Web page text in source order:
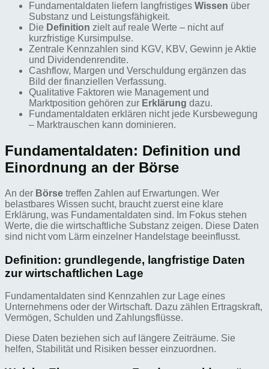
Fundamentaldaten liefern langfristiges Wissen über
Substanz und Leistungsfähigkeit.
Die Definition zielt auf reale Werte – nicht auf
kurzfristige Kursimpulse.
Zentrale Kennzahlen sind KGV, KBV, Gewinn je Aktie
und Dividendenrendite.
Cashflow, Margen und Verschuldung ergänzen das
Bild der finanziellen Verfassung.
Qualitative Faktoren wie Management und
Marktposition gehören zur Erklärung dazu.
Fundamentaldaten erklären nicht jede Kursbewegung
– Marktrauschen kann dominieren.
Fundamentaldaten: Definition und
Einordnung an der Börse
An der Börse treffen Zahlen auf Erwartungen. Wer
belastbares Wissen sucht, braucht zuerst eine klare
Erklärung, was Fundamentaldaten sind. Im Fokus stehen
Werte, die die wirtschaftliche Substanz zeigen. Diese Daten
sind nicht vom Lärm einzelner Handelstage beeinflusst.
Definition: grundlegende, langfristige Daten
zur wirtschaftlichen Lage
Fundamentaldaten sind Kennzahlen zur Lage eines
Unternehmens oder der Wirtschaft. Dazu zählen Ertragskraft,
Vermögen, Schulden und Zahlungsflüsse.
Diese Daten beziehen sich auf längere Zeiträume. Sie
helfen, Stabilität und Risiken besser einzuordnen.